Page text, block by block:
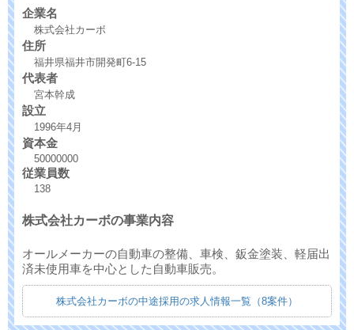
企業名
株式会社カーボ
住所
福井県福井市開発町6-15
代表者
宮本幹成
設立
1996年4月
資本金
50000000
従業員数
138
株式会社カーボの事業内容
オールメーカーの自動車の整備、車検、鈑金塗装、軽届出
済未使用車を中心とした自動車販売。
株式会社カーボの中途採用の求人情報一覧（8案件）